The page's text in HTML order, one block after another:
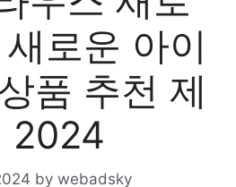
로운 아이
품 추천 제
2024
by webadsky